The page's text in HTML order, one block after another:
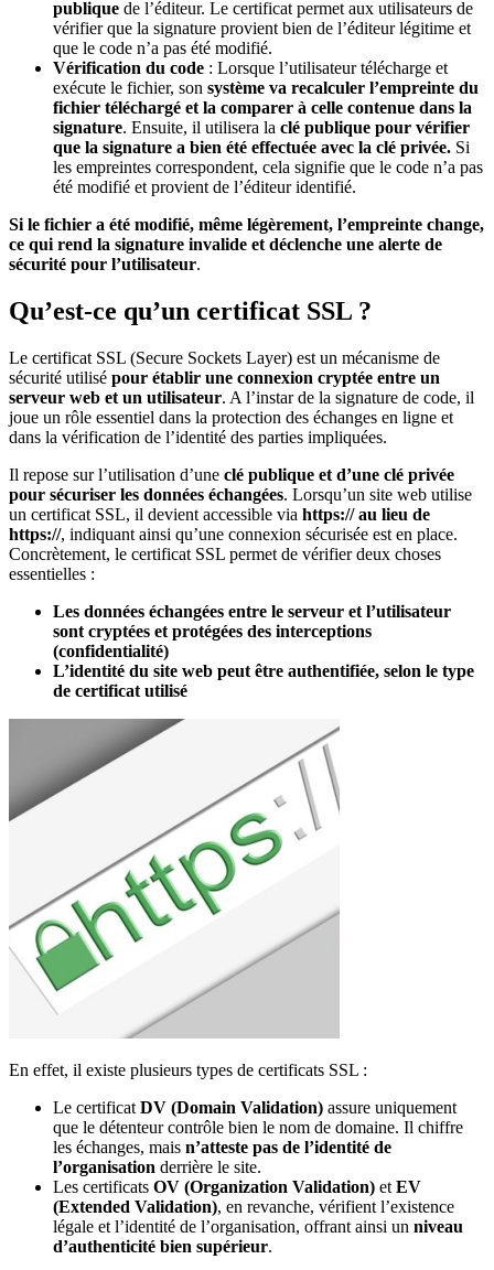
publique de l’éditeur. Le certificat permet aux utilisateurs de
vérifier que la signature provient bien de l’éditeur légitime et
que le code n’a pas été modifié.
Vérification du code : Lorsque l’utilisateur télécharge et
exécute le fichier, son système va recalculer l’empreinte du
fichier téléchargé et la comparer à celle contenue dans la
signature. Ensuite, il utilisera la clé publique pour vérifier
que la signature a bien été effectuée avec la clé privée. Si
les empreintes correspondent, cela signifie que le code n’a pas
été modifié et provient de l’éditeur identifié.
Si le fichier a été modifié, même légèrement, l’empreinte change,
ce qui rend la signature invalide et déclenche une alerte de
sécurité pour l’utilisateur.
Qu’est-ce qu’un certificat SSL ?
Le certificat SSL (Secure Sockets Layer) est un mécanisme de
sécurité utilisé pour établir une connexion cryptée entre un
serveur web et un utilisateur. A l’instar de la signature de code, il
joue un rôle essentiel dans la protection des échanges en ligne et
dans la vérification de l’identité des parties impliquées.
Il repose sur l’utilisation d’une clé publique et d’une clé privée
pour sécuriser les données échangées. Lorsqu’un site web utilise
un certificat SSL, il devient accessible via https:// au lieu de
https://, indiquant ainsi qu’une connexion sécurisée est en place.
Concrètement, le certificat SSL permet de vérifier deux choses
essentielles :
Les données échangées entre le serveur et l’utilisateur
sont cryptées et protégées des interceptions
(confidentialité)
L’identité du site web peut être authentifiée, selon le type
de certificat utilisé
En effet, il existe plusieurs types de certificats SSL :
Le certificat DV (Domain Validation) assure uniquement
que le détenteur contrôle bien le nom de domaine. Il chiffre
les échanges, mais n’atteste pas de l’identité de
l’organisation derrière le site.
Les certificats OV (Organization Validation) et EV
(Extended Validation), en revanche, vérifient l’existence
légale et l’identité de l’organisation, offrant ainsi un niveau
d’authenticité bien supérieur.